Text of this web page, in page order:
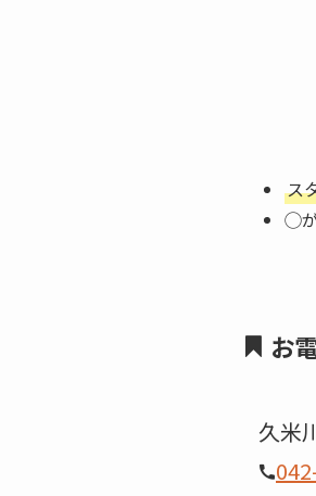
ス
◯
お
久米